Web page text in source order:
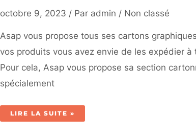
octobre 9, 2023 / Par admin / Non classé
Asap vous propose tous ses cartons
vos produits vous avez envie de les expédier
Pour cela, Asap vous propose sa section
spécialement
UN
LIRE LA SUITE »